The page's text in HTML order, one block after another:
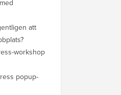
att
workshop
popup-